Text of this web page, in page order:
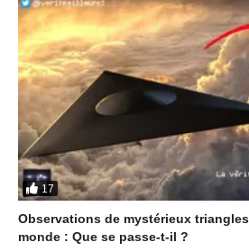
17
Observations de mystérieux
monde : Que se passe-t-il ?